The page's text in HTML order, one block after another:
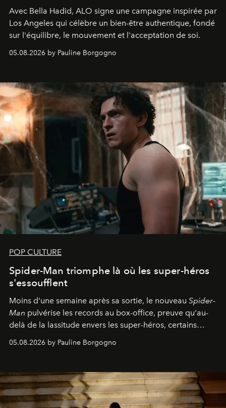
Avec Bella Hadid, ALO signe une campagne inspirée par
Los Angeles qui célèbre un bien-être authentique, fondé
sur l'équilibre, le mouvement et l'acceptation de soi.
05.08.2026 by Pauline Borgogno
POP CULTURE
Spider-Man triomphe là où les super-héros
s'essoufflent
Moins d'une semaine après sa sortie, le nouveau Spider-
Man pulvérise les records au box-office, preuve qu'au-
delà de la lassitude envers les super-héros, certains
personnages continuent de susciter une ferveur intacte.
05.08.2026 by Pauline Borgogno